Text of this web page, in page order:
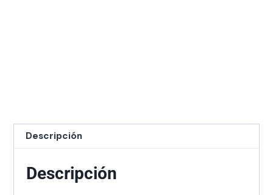
Descripción
Descripción